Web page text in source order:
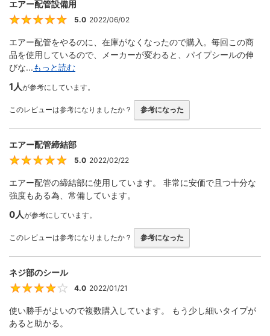
エアー配管設備用
5
5.0 2022/06/02
エアー配管をやるのに、在庫がなくなったので購入。毎回この商
品を使用しているので、メーカーが変わると、パイプシールの伸
びな...もっと読む
1人が参考にしています。
このレビューは参考になりましたか？ 参考になった
エアー配管締結部
5
5.0 2022/02/22
エアー配管の締結部に使用しています。 非常に安価で且つ十分な
強度もある為、常備しています。
0人が参考にしています。
このレビューは参考になりましたか？ 参考になった
ネジ部のシール
4.0 2022/01/21
使い勝手がよいので複数購入しています。 もう少し細いタイプが
あると助かる。